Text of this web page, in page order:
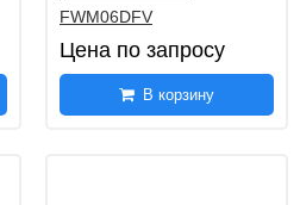
FWM06DFV
Цена по запросу
В корзину